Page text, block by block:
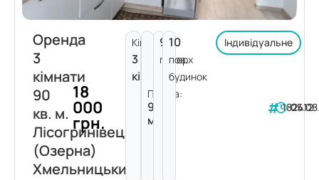
Оренда
3
кімнати
90
кв. м.
Лісогринівецька
(Озерна)
Хмельницький
18
000
грн.
Кімнат:
3
кімнати
Площа:
90
м²
9
поверх
10
пов.
будинок
Індивідуальне
182412